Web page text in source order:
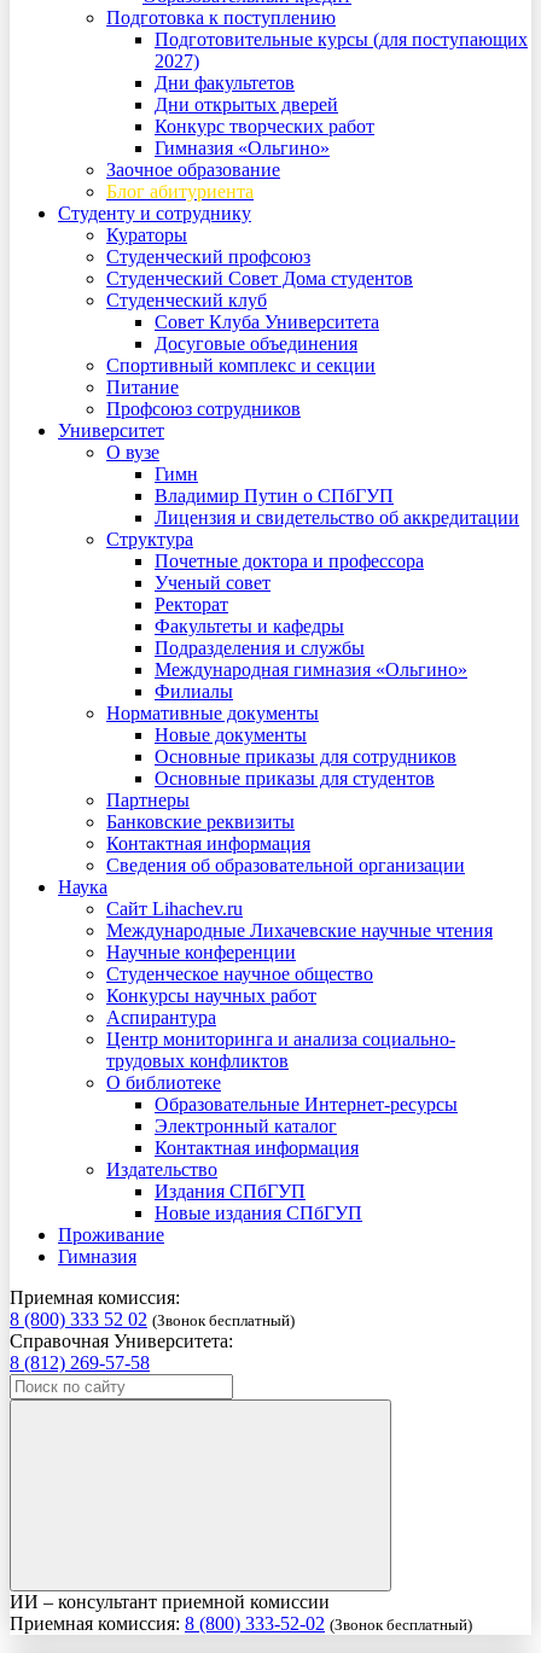
Подготовка к поступлению
Подготовительные курсы (для поступающих
2027)
Дни факультетов
Дни открытых дверей
Конкурс творческих работ
Гимназия «Ольгино»
Заочное образование
Блог абитуриента
Студенту и сотруднику
Кураторы
Студенческий профсоюз
Студенческий Совет Дома студентов
Студенческий клуб
Совет Клуба Университета
Досуговые объединения
Спортивный комплекс и секции
Питание
Профсоюз сотрудников
Университет
О вузе
Гимн
Владимир Путин о СПбГУП
Лицензия и свидетельство об аккредитации
Структура
Почетные доктора и профессора
Ученый совет
Ректорат
Факультеты и кафедры
Подразделения и службы
Международная гимназия «Ольгино»
Филиалы
Нормативные документы
Новые документы
Основные приказы для сотрудников
Основные приказы для студентов
Партнеры
Банковские реквизиты
Контактная информация
Сведения об образовательной организации
Наука
Сайт Lihachev.ru
Международные Лихачевские научные чтения
Научные конференции
Студенческое научное общество
Конкурсы научных работ
Аспирантура
Центр мониторинга и анализа социально-
трудовых конфликтов
О библиотеке
Образовательные Интернет-ресурсы
Электронный каталог
Контактная информация
Издательство
Издания СПбГУП
Новые издания СПбГУП
Проживание
Гимназия
Приемная комиссия:
8 (800) 333 52 02 (Звонок бесплатный)
Справочная Университета:
8 (812) 269-57-58
ИИ – консультант приемной комиссии
Приемная комиссия: 8 (800) 333-52-02 (Звонок бесплатный)